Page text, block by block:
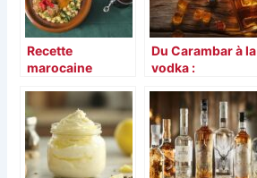
Recette
marocaine
traditionnels aux
saveurs
orientales faciles
à préparer
Du Carambar à la
vodka :
gourmande et
originale qui fait
le buzz sur
Instagram